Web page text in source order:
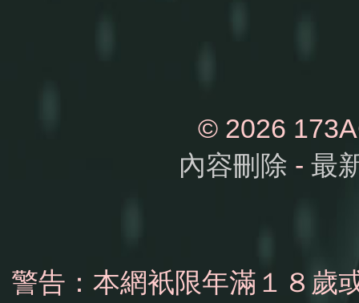
© 2026
內容刪除 - 最
警告：本網衹限年滿１８歲